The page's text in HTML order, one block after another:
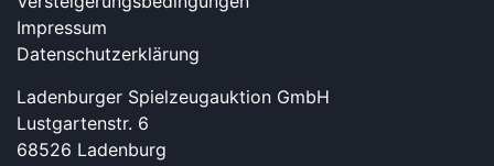
Impressum
Datenschutzerklärung
Ladenburger Spielzeugauktion GmbH
Lustgartenstr. 6
68526 Ladenburg